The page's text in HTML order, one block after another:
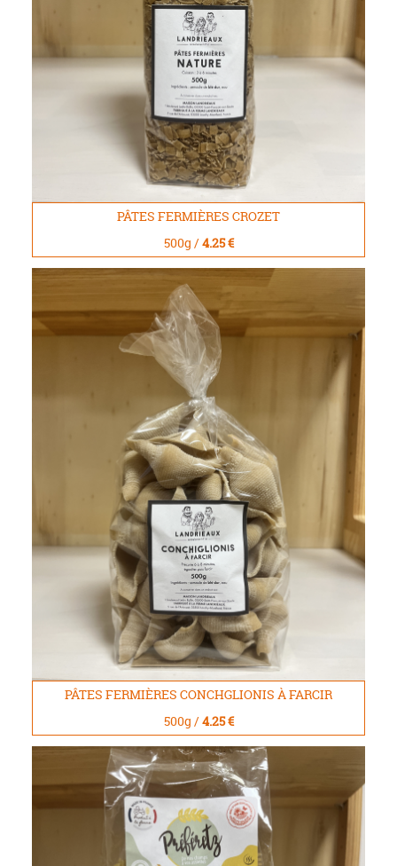
PÂTES FERMIÈRES CROZET
500g /4.25 €
PÂTES FERMIÈRES CONCHGLIONIS À FARCIR
500g /4.25 €